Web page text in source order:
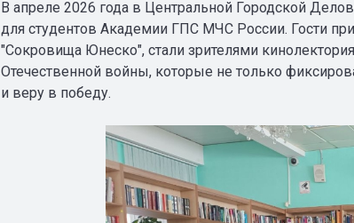
В апреле 2026 года в Центральной Городской
для студентов Академии ГПС МЧС России. Гости
"Сокровища Юнеско", стали зрителями
Отечественной войны, которые не только
и веру в победу.